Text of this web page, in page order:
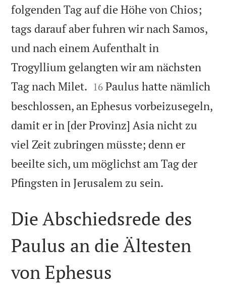
folgenden Tag auf die Höhe von Chios;
tags darauf aber fuhren wir nach Samos,
und nach einem Aufenthalt in
Trogyllium gelangten wir am nächsten
Tag nach Milet. 

16 Paulus hatte nämlich
beschlossen, an Ephesus vorbeizusegeln,
damit er in [der Provinz] Asia nicht zu
viel Zeit zubringen müsste; denn er
beeilte sich, um möglichst am Tag der
Pfingsten in Jerusalem zu sein.
Die Abschiedsrede des
Paulus an die Ältesten
von Ephesus